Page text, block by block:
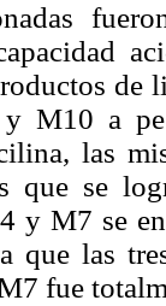
M10 a
las
que se
y M7 se
que las
fue